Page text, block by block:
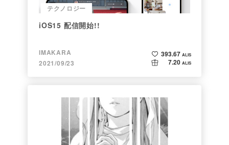
テクノロジー
iOS15 配信開始!!
IMAKARA
2021/09/23
393.67 ALIS
7.20 ALIS